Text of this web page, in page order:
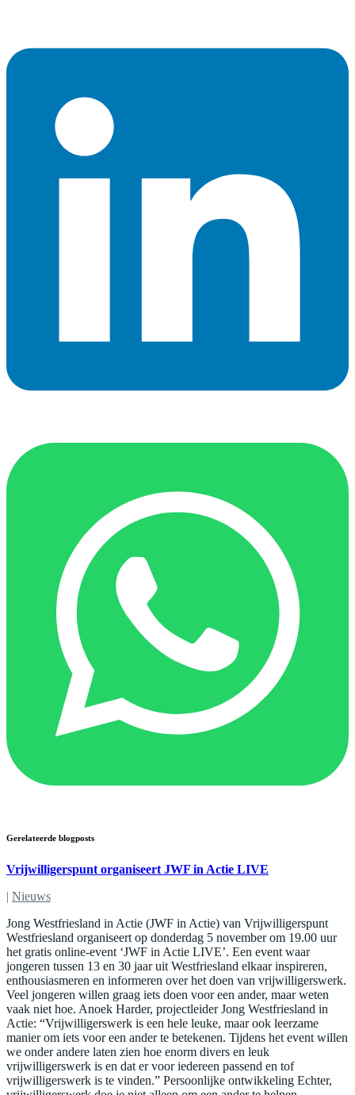
Gerelateerde blogposts
Vrijwilligerspunt organiseert JWF in Actie LIVE
| Nieuws
Jong Westfriesland in Actie (JWF in Actie) van Vrijwilligerspunt
Westfriesland organiseert op donderdag 5 november om 19.00 uur
het gratis online-event ‘JWF in Actie LIVE’. Een event waar
jongeren tussen 13 en 30 jaar uit Westfriesland elkaar inspireren,
enthousiasmeren en informeren over het doen van vrijwilligerswerk.
Veel jongeren willen graag iets doen voor een ander, maar weten
vaak niet hoe. Anoek Harder, projectleider Jong Westfriesland in
Actie: “Vrijwilligerswerk is een hele leuke, maar ook leerzame
manier om iets voor een ander te betekenen. Tijdens het event willen
we onder andere laten zien hoe enorm divers en leuk
vrijwilligerswerk is en dat er voor iedereen passend en tof
vrijwilligerswerk is te vinden.” Persoonlijke ontwikkeling Echter,